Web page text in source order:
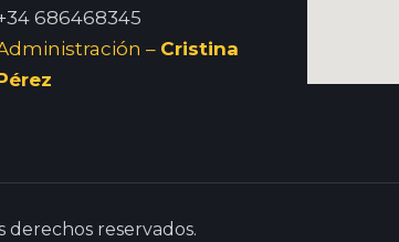
686468345
– Cristina
derechos reservados.